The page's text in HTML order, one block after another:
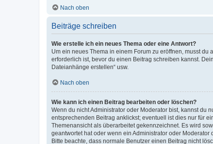
Nach oben
Beiträge schreiben
Wie erstelle ich ein neues Thema oder eine Antwort?
Um ein neues Thema in einem Forum zu eröffnen, musst du
erforderlich ist, bevor du einen Beitrag schreiben kannst.
Dateianhänge erstellen“ usw.
Nach oben
Wie kann ich einen Beitrag bearbeiten oder löschen?
Wenn du nicht Administrator oder Moderator bist, kannst du
entsprechenden Beitrag anklickst; eventuell ist dies nur für
Themenansicht als überarbeitet gekennzeichnet. Es wird
geantwortet hat oder wenn ein Administrator oder
Bitte beachte, dass normale Benutzer einen Beitrag nicht